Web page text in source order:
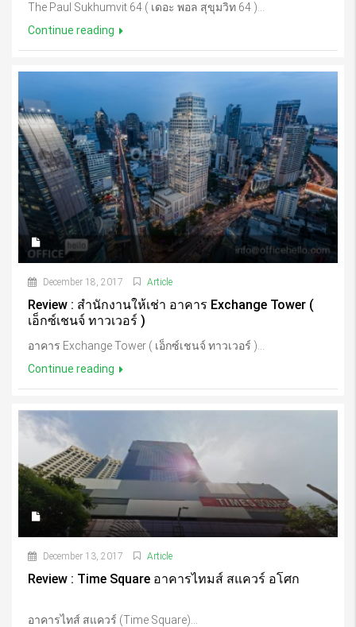
The Paul Sukhumvit 64 ( เดอะ พอล สุขุมวิท 64 )...
Continue reading
December 18, 2017 Article
Review : สำนักงานให้เช่า อาคาร Exchange Tower (
เอ็กซ์เชนจ์ ทาวเวอร์ )
อาคาร Exchange Tower ( เอ็กซ์เชนจ์ ทาวเวอร์ )...
Continue reading
December 13, 2017 Article
Review : Time Square อาคารไทมส์ สแควร์ อโศก
อาคารไทส์ สแควร์ (Time Square)...